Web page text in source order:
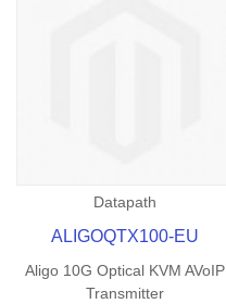
Datapath
ALIGOQTX100-EU
Aligo 10G Optical KVM AVoIP
Transmitter